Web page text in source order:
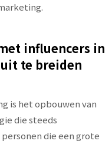
influencers in
te breiden
is het opbouwen van
die steeds
die een grote